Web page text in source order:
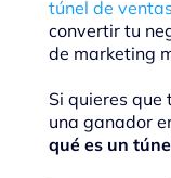
túnel de
convertir tu
de marketing
Si quieres que
una ganador
qué es un